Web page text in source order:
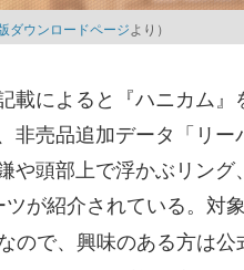
ダウンロードページより）
載によると『ハニカム』
非売品追加データ「リ
や頭部上で浮かぶリング
が紹介されている。対
ので、興味のある方は